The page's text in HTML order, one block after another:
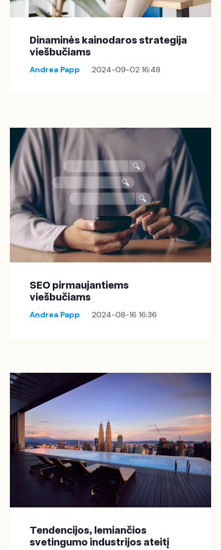
Dinaminės kainodaros strategija
viešbučiams
Andrea Papp 2024-09-02 16:48
SEO pirmaujantiems
viešbučiams
Andrea Papp 2024-08-16 16:36
Tendencijos, lemiančios
svetingumo industrijos ateitį